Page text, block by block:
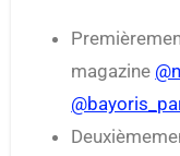
magazine